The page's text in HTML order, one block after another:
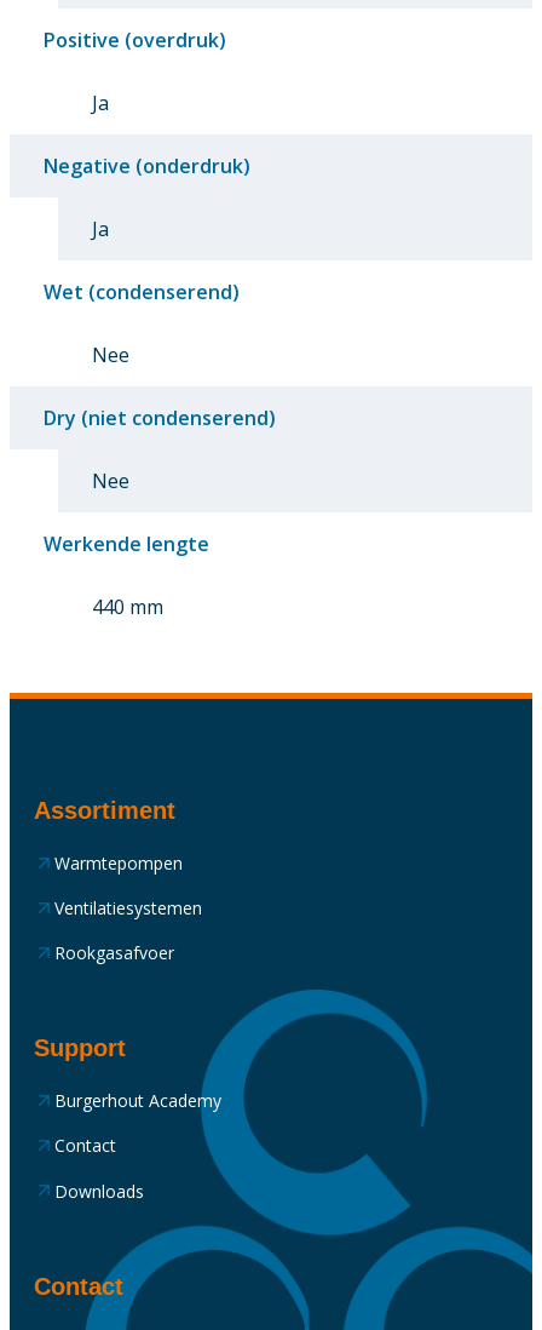
Positive (overdruk)
Ja
Negative (onderdruk)
Ja
Wet (condenserend)
Nee
Dry (niet condenserend)
Nee
Werkende lengte
440 mm
Assortiment
Warmtepompen
Ventilatiesystemen
Rookgasafvoer
Support
Burgerhout Academy
Contact
Downloads
Contact